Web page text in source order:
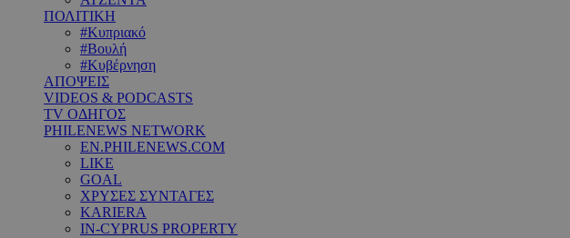
ΠΟΛΙΤΙΚΗ
#Κυπριακό
#Βουλή
#Κυβέρνηση
ΑΠΟΨΕΙΣ
VIDEOS & PODCASTS
TV ΟΔΗΓΟΣ
PHILENEWS NETWORK
EN.PHILENEWS.COM
LIKE
GOAL
ΧΡΥΣΕΣ ΣΥΝΤΑΓΕΣ
KARIERA
IN-CYPRUS PROPERTY